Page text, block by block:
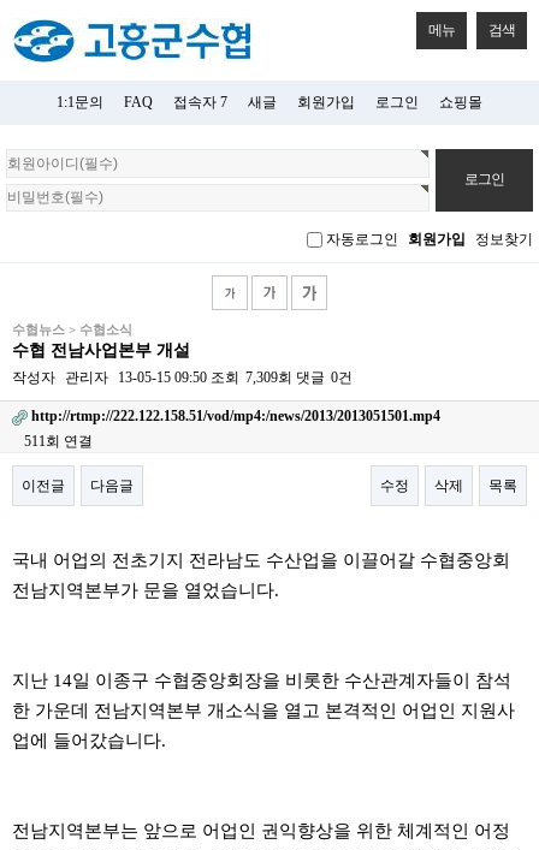
메뉴 검색
1:1문의 FAQ 접속자 7 새글 회원가입 로그인 쇼핑몰
회
원
로
자동로그인 회원가입 정보찾기
수협뉴스 > 수협소식
수협 전남사업본부 개설
작성자 관리자 13-05-15 09:50 조회 7,309회 댓글 0건
http://rtmp://222.122.158.51/vod/mp4:/news/2013/2013051501.mp4
511회 연결
이전글 다음글 수정 삭제 목록
국내 어업의 전초기지 전라남도 수산업을 이끌어갈 수협중앙회
전남지역본부가 문을 열었습니다.
지난 14일 이종구 수협중앙회장을 비롯한 수산관계자들이 참석
한 가운데 전남지역본부 개소식을 열고 본격적인 어업인 지원사
업에 들어갔습니다.
전남지역본부는 앞으로 어업인 권익향상을 위한 체계적인 어정